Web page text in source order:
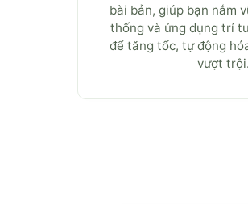
bài bản, giúp bạn nắm
thống và ứng dụng trí
để tăng tốc, tự động
vượt trội.